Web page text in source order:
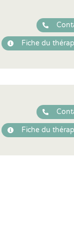
Fiche du
Fiche du